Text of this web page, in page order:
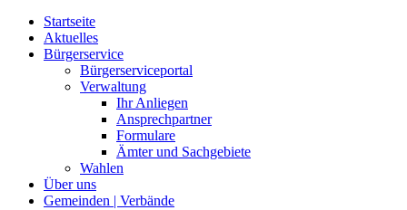
Startseite
Aktuelles
Bürgerservice
Bürgerserviceportal
Verwaltung
Ihr Anliegen
Ansprechpartner
Formulare
Ämter und Sachgebiete
Wahlen
Über uns
Gemeinden | Verbände